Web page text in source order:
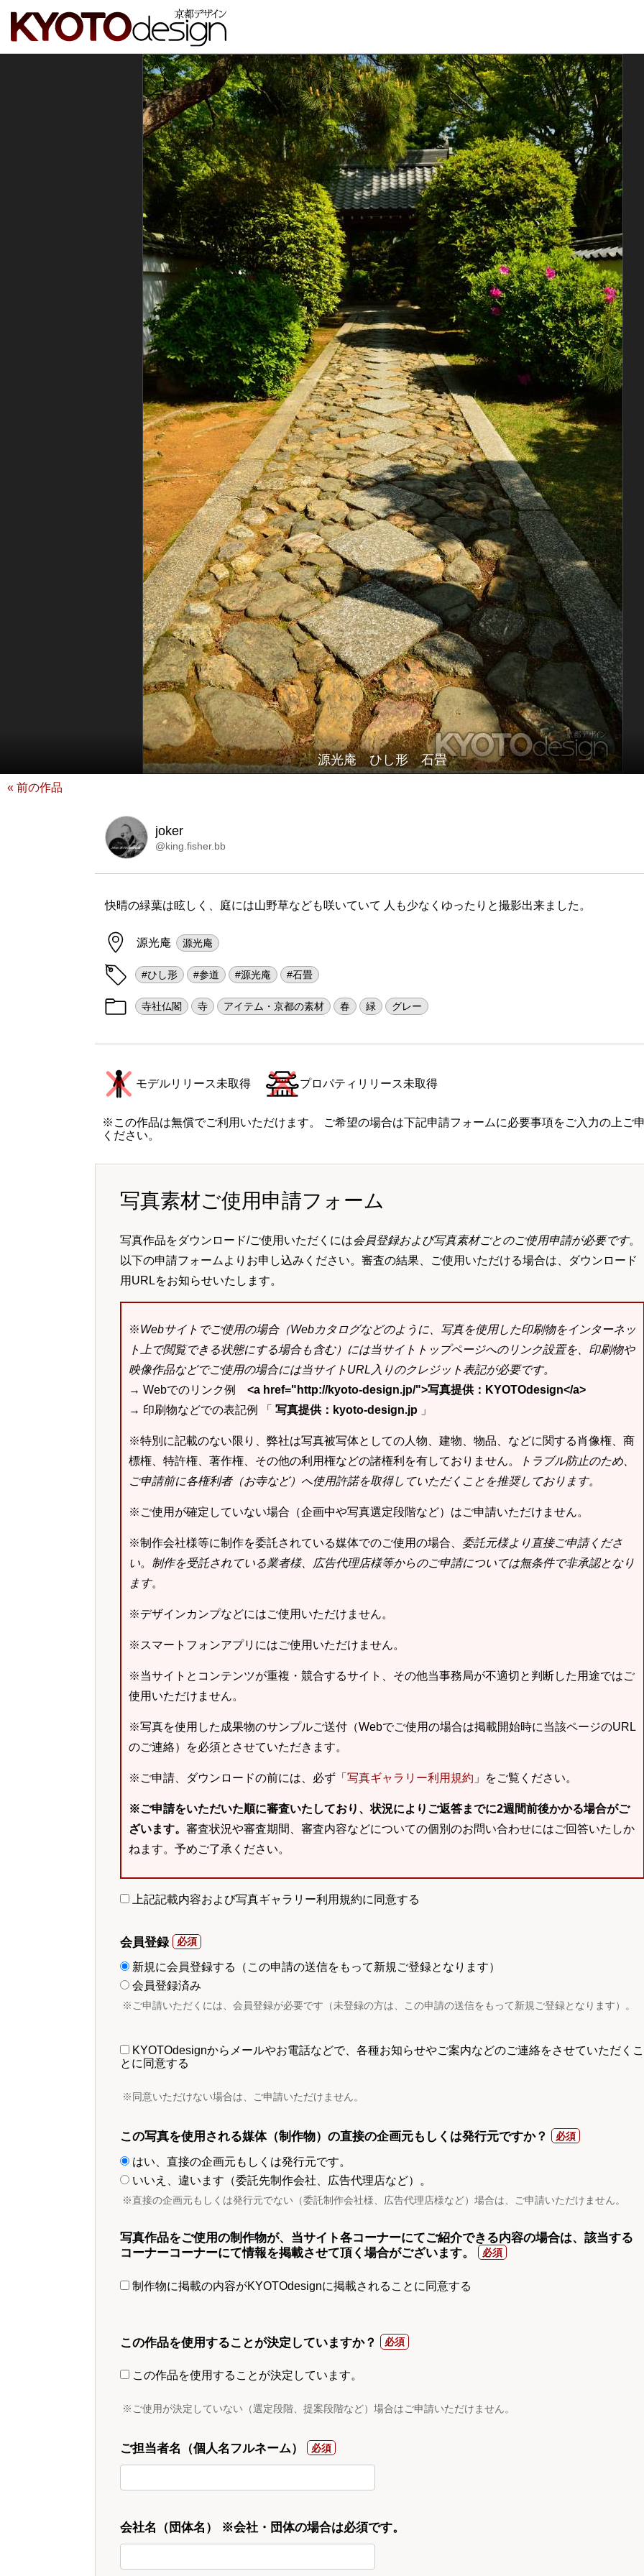
源光庵 ひし形 石畳
« 前の作品
joker
@king.fisher.bb
快晴の緑葉は眩しく、庭には山野草なども咲いていて 人も少なくゆったりと撮影出来ました。
源光庵 源光庵
#ひし形 #参道 #源光庵 #石畳
寺社仏閣 寺 アイテム・京都の素材 春 緑 グレー
モデルリリース未取得 プロパティリリース未取得
※この作品は無償でご利用いただけます。 ご希望の場合は下記申請フォームに必要事項をご入力の上ご
ください。
写真素材ご使用申請フォーム
写真作品をダウンロード/ご使用いただくには会員登録および写真素材ごとのご使用申請が必要です。
以下の申請フォームよりお申し込みください。審査の結果、ご使用いただける場合は、ダウンロード
用URLをお知らせいたします。
※Webサイトでご使用の場合（Webカタログなどのように、写真を使用した印刷物をインターネッ
ト上で閲覧できる状態にする場合も含む）には当サイトトップページへのリンク設置を、印刷物や
映像作品などでご使用の場合には当サイトURL入りのクレジット表記が必要です。
→ Webでのリンク例 <a href="http://kyoto-design.jp/">写真提供：KYOTOdesign</a>
→ 印刷物などでの表記例 「 写真提供：kyoto-design.jp 」
※特別に記載のない限り、弊社は写真被写体としての人物、建物、物品、などに関する肖像権、商
標権、特許権、著作権、その他の利用権などの諸権利を有しておりません。
トラブル防止のため、
ご申請前に各権利者（お寺など）へ使用許諾を取得していただくことを推奨しております。
※ご使用が確定していない場合（企画中や写真選定段階など）はご申請いただけません。
※制作会社様等に制作を委託されている媒体でのご使用の場合、 委託元様より直接ご申請くださ
い。 制作を受託されている業者様、広告代理店様等からのご申請については無条件で非承認となり
ます。
※デザインカンプなどにはご使用いただけません。
※スマートフォンアプリにはご使用いただけません。
※当サイトとコンテンツが重複・競合するサイト、その他当事務局が不適切と判断した用途ではご
使用いただけません。
※写真を使用した成果物のサンプルご送付（Webでご使用の場合は掲載開始時に当該ページのURL
のご連絡）を必須とさせていただきます。
※ご申請、ダウンロードの前には、必ず「 写真ギャラリー利用規約 」をご覧ください。
※ご申請をいただいた順に審査いたしており、状況によりご返答までに2週間前後かかる場合がご
ざいます。 審査状況や審査期間、審査内容などについての個別のお問い合わせにはご回答いたしか
ねます。予めご了承ください。
上記記載内容および写真ギャラリー利用規約に同意する
会員登録
新規に会員登録する（この申請の送信をもって新規ご登録となります）
会員登録済み
※ご申請いただくには、会員登録が必要です（未登録の方は、この申請の送信をもって新規ご登録となります）。
KYOTOdesignからメールやお電話などで、各種お知らせやご案内などのご連絡をさせていただくこ
とに同意する
※同意いただけない場合は、ご申請いただけません。
この写真を使用される媒体（制作物）の直接の企画元もしくは発行元ですか？
はい、直接の企画元もしくは発行元です。
いいえ、違います（委託先制作会社、広告代理店など）。
※直接の企画元もしくは発行元でない（委託制作会社様、広告代理店様など）場合は、ご申請いただけません。
写真作品をご使用の制作物が、当サイト各コーナーにてご紹介できる内容の場合は、該当する
コーナーコーナーにて情報を掲載させて頂く場合がございます。
制作物に掲載の内容がKYOTOdesignに掲載されることに同意する
この作品を使用することが決定していますか？
この作品を使用することが決定しています。
※ご使用が決定していない（選定段階、提案段階など）場合はご申請いただけません。
ご担当者名（個人名フルネーム）
会社名（団体名） ※会社・団体の場合は必須です。